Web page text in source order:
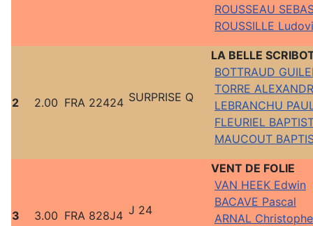
ROUSSEAU
ROUSSILLE
2 2.00 FRA 22424 SURPRISE Q
LA BELLE
BOTTRAUD
TORRE
LEBRANCHU
FLEURIEL
MAUCOUT
3 3.00 FRA 828J4 J 24
VENT DE FOLIE
VAN HEEK Edwin
BACAVE Pascal
ARNAL Christophe